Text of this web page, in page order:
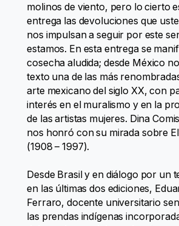
molinos de viento, pero lo cierto
entrega las devoluciones que
nos impulsan a seguir por este
estamos. En esta entrega se
cosecha aludida; desde México
texto una de las más
arte mexicano del siglo XX, con
interés en el muralismo y en la
de las artistas mujeres. Dina
nos honró con su mirada sobre
(1908 – 1997).
Desde Brasil y en diálogo por un
en las últimas dos ediciones,
Ferraro, docente universitario
las prendas indígenas